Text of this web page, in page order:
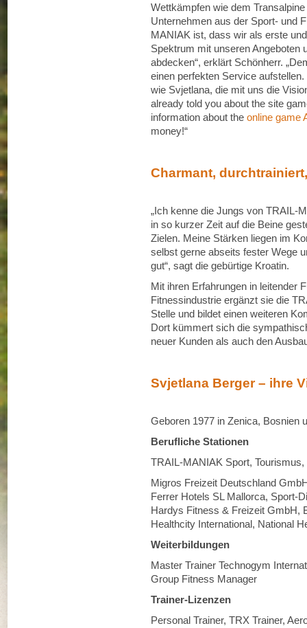
Wettkämpfen wie dem
Unternehmen aus der Sport- und
MANIAK ist, dass wir als erste
Spektrum mit unseren Angeboten
abdecken“, erklärt Schönherr.
einen perfekten Service
wie Svjetlana, die mit uns die
already told you about the site
information about the online game
money!“
Charmant,
„Ich kenne die Jungs von TRAIL-
in so kurzer Zeit auf die Beine
Zielen. Meine Stärken liegen im
selbst gerne abseits fester Wege
gut“, sagt die gebürtige Kroatin.
Mit ihren Erfahrungen in leitender
Fitnessindustrie ergänzt sie die
Stelle und bildet einen weiteren
Dort kümmert sich die
neuer Kunden als auch den
Svjetlana Berger – ihre
Geboren 1977 in Zenica, Bosnien
Berufliche Stationen
TRAIL-MANIAK Sport,
Migros Freizeit Deutschland
Ferrer Hotels SL Mallorca, Sport-
Hardys Fitness & Freizeit GmbH,
Healthcity International, National
Weiterbildungen
Master Trainer Technogym
Group Fitness Manager
Trainer-Lizenzen
Personal Trainer, TRX Trainer,